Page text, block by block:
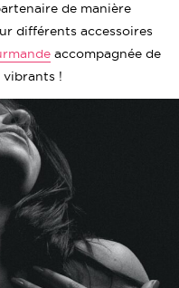
de manière
différents accessoires
accompagnée de
vibrants !